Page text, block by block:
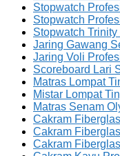
Stopwatch
Stopwatch
Stopwatch
Jaring Gawang
Jaring Voli
Scoreboard Lari
Matras Lompat
Mistar Lompat
Matras Senam
Cakram
Cakram
Cakram